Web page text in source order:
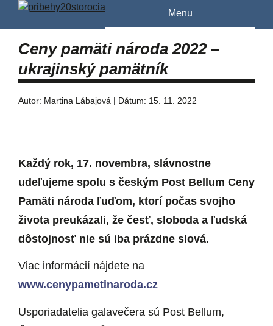
Menu
Ceny pamäti národa 2022 –
ukrajinský pamätník
Autor: Martina Lábajová | Dátum: 15. 11. 2022
Každý rok, 17. novembra, slávnostne
udeľujeme spolu s českým Post Bellum Ceny
Pamäti národa ľuďom, ktorí počas svojho
života preukázali, že česť, sloboda a ľudská
dôstojnosť nie sú iba prázdne slová.
Viac informácií nájdete na
www.cenypametinaroda.cz
Usporiadatelia galavečera sú Post Bellum,